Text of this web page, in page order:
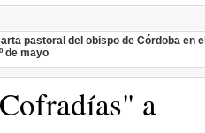
pastoral del obispo de Córdoba en el
de mayo
a